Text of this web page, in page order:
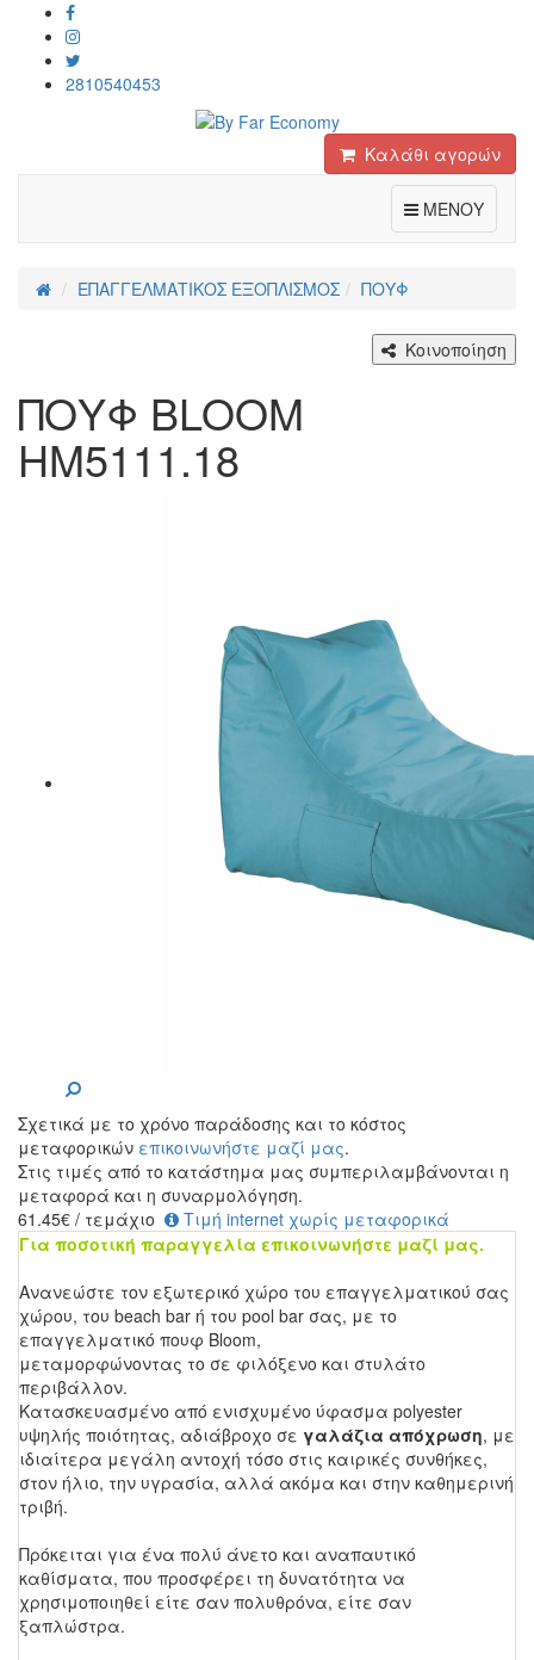
2810540453
Καλάθι αγορών
ΜΕΝΟΥ
ΕΠΑΓΓΕΛΜΑΤΙΚΟΣ ΕΞΟΠΛΙΣΜΟΣ ΠΟΥΦ
Κοινοποίηση
ΠΟΥΦ BLOOM
HM5111.18
Σχετικά με το χρόνο παράδοσης και το κόστος
μεταφορικών επικοινωνήστε μαζί μας.
Στις τιμές από το κατάστημα μας συμπεριλαμβάνονται η
μεταφορά και η συναρμολόγηση.
61.45€ / τεμάχιο
Τιμή internet χωρίς μεταφορικά
Για ποσοτική παραγγελία επικοινωνήστε μαζί μας.
Ανανεώστε τον εξωτερικό χώρο του επαγγελματικού σας
χώρου, του beach bar ή του pool bar σας, με το
επαγγελματικό πουφ Bloom,
μεταμορφώνοντας το σε φιλόξενο και στυλάτο
περιβάλλον.
Kατασκευασμένο από ενισχυμένο ύφασμα polyester
υψηλής ποιότητας, αδιάβροχο σε γαλάζια απόχρωση, με
ιδιαίτερα μεγάλη αντοχή τόσο στις καιρικές συνθήκες,
στον ήλιο, την υγρασία, αλλά ακόμα και στην καθημερινή
τριβή.
Πρόκειται για ένα πολύ άνετο και αναπαυτικό
καθίσματα, που προσφέρει τη δυνατότητα να
χρησιμοποιηθεί είτε σαν πολυθρόνα, είτε σαν
ξαπλώστρα.